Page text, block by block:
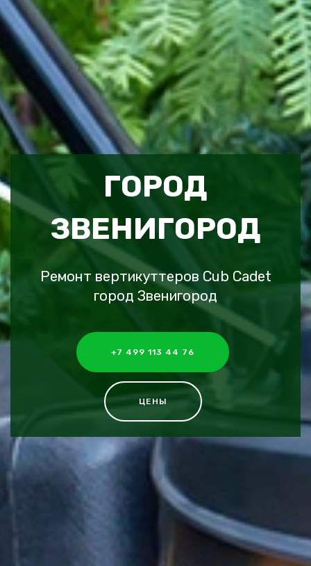
ГОРОД
ЗВЕНИГОРОД
Ремонт вертикуттеров Cub Cadet
город Звенигород
+7 499 113 44 76
ЦЕНЫ